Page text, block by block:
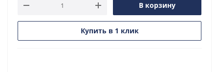
В корзину
Купить в 1 клик